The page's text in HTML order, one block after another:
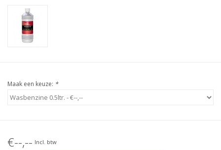
Maak een keuze: *
€--,-- Incl. btw